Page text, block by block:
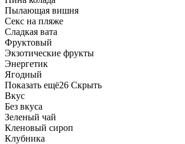
Пылающая вишня
Секс на пляже
Сладкая вата
Фруктовый
Экзотические фрукты
Энергетик
Ягодный
Показать ещё26 Скрыть
Вкус
Без вкуса
Зеленый чай
Кленовый сироп
Клубника